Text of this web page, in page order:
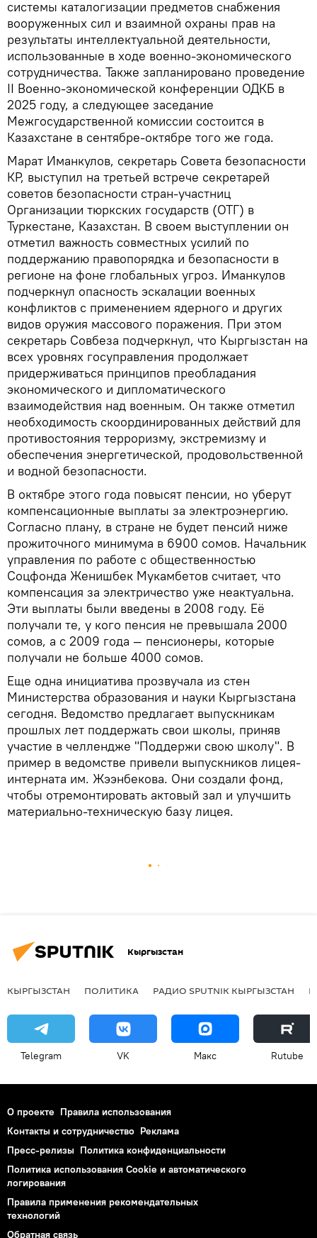
системы каталогизации предметов снабжения
вооруженных сил и взаимной охраны прав на
результаты интеллектуальной деятельности,
использованные в ходе военно-экономического
сотрудничества. Также запланировано проведение
II Военно-экономической конференции ОДКБ в
2025 году, а следующее заседание
Межгосударственной комиссии состоится в
Казахстане в сентябре-октябре того же года.
Марат Иманкулов, секретарь Совета безопасности
КР, выступил на третьей встрече секретарей
советов безопасности стран-участниц
Организации тюркских государств (ОТГ) в
Туркестане, Казахстан. В своем выступлении он
отметил важность совместных усилий по
поддержанию правопорядка и безопасности в
регионе на фоне глобальных угроз. Иманкулов
подчеркнул опасность эскалации военных
конфликтов с применением ядерного и других
видов оружия массового поражения. При этом
секретарь Совбеза подчеркнул, что Кыргызстан на
всех уровнях госуправления продолжает
придерживаться принципов преобладания
экономического и дипломатического
взаимодействия над военным. Он также отметил
необходимость скоординированных действий для
противостояния терроризму, экстремизму и
обеспечения энергетической, продовольственной
и водной безопасности.
В октябре этого года повысят пенсии, но уберут
компенсационные выплаты за электроэнергию.
Согласно плану, в стране не будет пенсий ниже
прожиточного минимума в 6900 сомов. Начальник
управления по работе с общественностью
Соцфонда Женишбек Мукамбетов считает, что
компенсация за электричество уже неактуальна.
Эти выплаты были введены в 2008 году. Её
получали те, у кого пенсия не превышала 2000
сомов, а с 2009 года — пенсионеры, которые
получали не больше 4000 сомов.
Еще одна инициатива прозвучала из стен
Министерства образования и науки Кыргызстана
сегодня. Ведомство предлагает выпускникам
прошлых лет поддержать свои школы, приняв
участие в челлендже "Поддержи свою школу". В
пример в ведомстве привели выпускников лицея-
интерната им. Жээнбекова. Они создали фонд,
чтобы отремонтировать актовый зал и улучшить
материально-техническую базу лицея.
Кыргызстан
КЫРГЫЗСТАН ПОЛИТИКА РАДИО SPUTNIK КЫРГЫЗСТАН
Telegram VK Макс Rutube
О проекте Правила использования
Контакты и сотрудничество Реклама
Пресс-релизы Политика конфиденциальности
Политика использования Cookie и автоматического
логирования
Правила применения рекомендательных
технологий
Обратная связь